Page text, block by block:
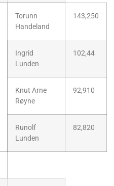
Torunn
Handeland
143,250
Ingrid
Lunden
102,44
Knut Arne
Røyne
92,910
Runolf
Lunden
82,820